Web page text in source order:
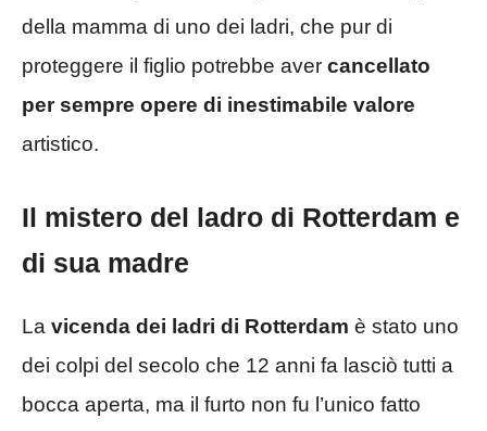
della mamma di uno dei ladri, che pur di
proteggere il figlio potrebbe aver cancellato
per sempre opere di inestimabile valore
artistico.
Il mistero del ladro di Rotterdam e
di sua madre
La vicenda dei ladri di Rotterdam è stato uno
dei colpi del secolo che 12 anni fa lasciò tutti a
bocca aperta, ma il furto non fu l’unico fatto